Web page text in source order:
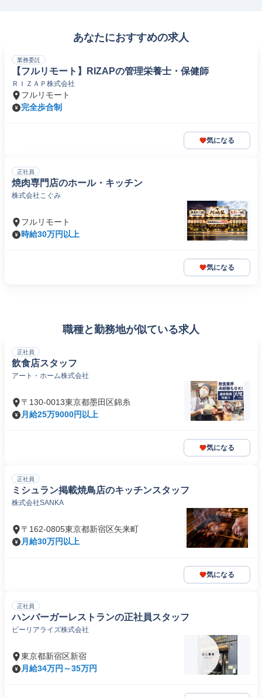
あなたにおすすめの求人
業務委託
【フルリモート】RIZAPの管理栄養士・保健師
ＲＩＺＡＰ株式会社
フルリモート
完全歩合制
気になる
正社員
焼肉専門店のホール・キッチン
株式会社こぐみ
フルリモート
時給30万円以上
気になる
職種と勤務地が似ている求人
正社員
飲食店スタッフ
アート・ホーム株式会社
〒130-0013東京都墨田区錦糸
月給25万9000円以上
気になる
正社員
ミシュラン掲載焼鳥店のキッチンスタッフ
株式会社SANKA
〒162-0805東京都新宿区矢来町
月給30万円以上
気になる
正社員
ハンバーガーレストランの正社員スタッフ
ビーリアライズ株式会社
東京都新宿区新宿
月給34万円～35万円